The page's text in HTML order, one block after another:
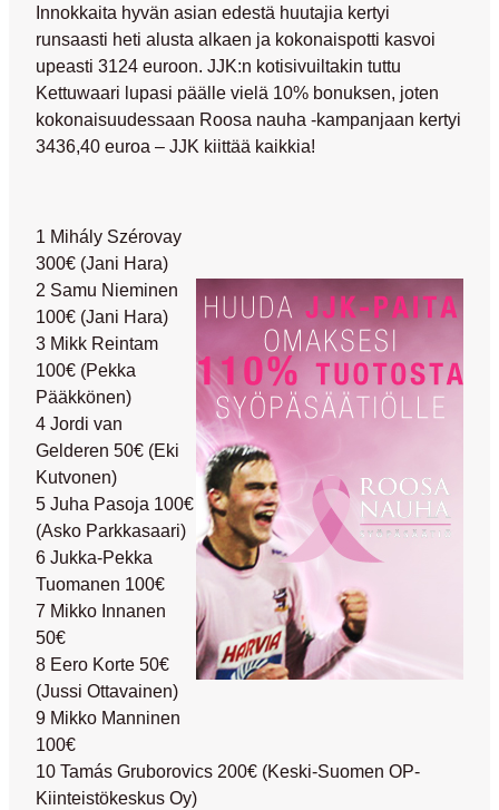
Innokkaita hyvän asian edestä huutajia kertyi
runsaasti heti alusta alkaen ja kokonaispotti kasvoi
upeasti 3124 euroon. JJK:n kotisivuiltakin tuttu
Kettuwaari lupasi päälle vielä 10% bonuksen, joten
kokonaisuudessaan Roosa nauha -kampanjaan kertyi
3436,40 euroa – JJK kiittää kaikkia!
1 Mihály Szérovay
300€ (Jani Hara)
2 Samu Nieminen
100€ (Jani Hara)
3 Mikk Reintam
100€ (Pekka
Pääkkönen)
4 Jordi van
Gelderen 50€ (Eki
Kutvonen)
5 Juha Pasoja 100€
(Asko Parkkasaari)
6 Jukka-Pekka
Tuomanen 100€
7 Mikko Innanen
50€
8 Eero Korte 50€
(Jussi Ottavainen)
9 Mikko Manninen
100€
10 Tamás Gruborovics 200€ (Keski-Suomen OP-
Kiinteistökeskus Oy)